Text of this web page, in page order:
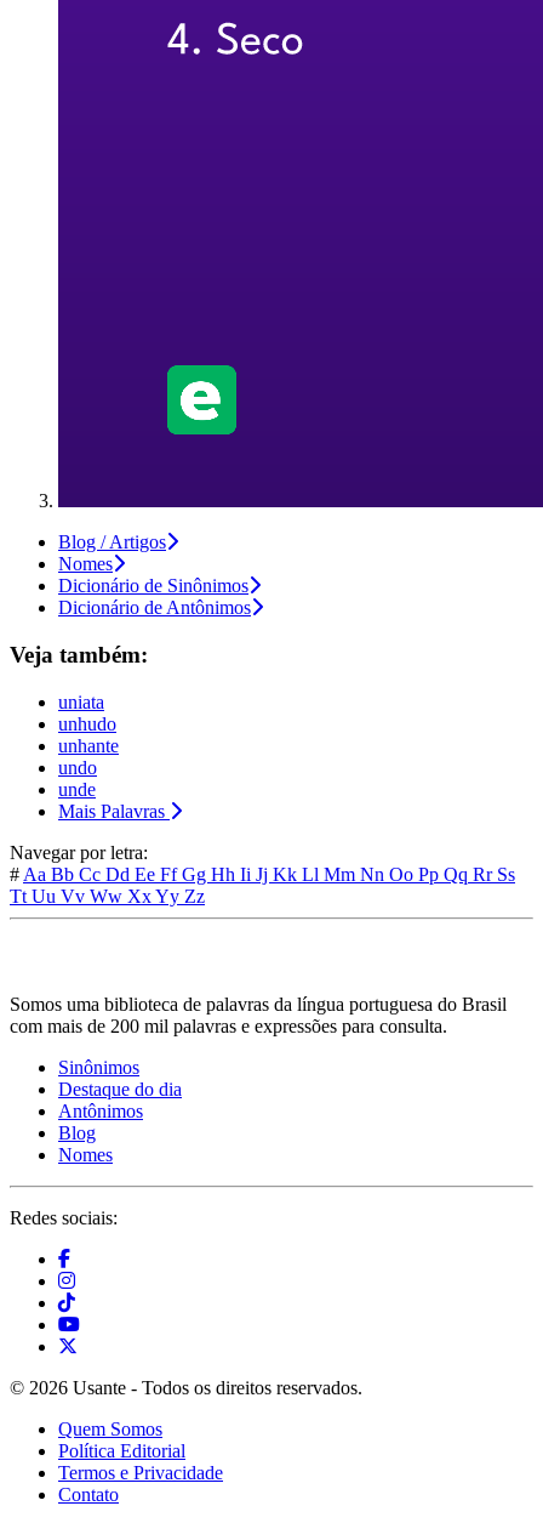
Blog / Artigos
Nomes
Dicionário de Sinônimos
Dicionário de Antônimos
Veja também:
uniata
unhudo
unhante
undo
unde
Mais Palavras
Navegar por letra:
# Aa Bb Cc Dd Ee FfGg Hh Ii Jj Kk Ll Mm Nn Oo Pp Qq Rr Ss
Tt Uu Vv Ww XxYy Zz
Somos uma biblioteca de palavras da língua portuguesa do Brasil
com mais de 200 mil palavras e expressões para consulta.
Sinônimos
Destaque do dia
Antônimos
Blog
Nomes
Redes sociais:
© 2026 Usante - Todos os direitos reservados.
Quem Somos
Política Editorial
Termos e Privacidade
Contato